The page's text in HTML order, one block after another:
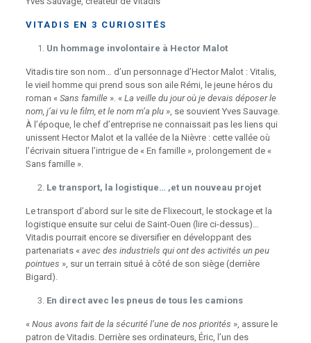
VITADIS EN 3 CURIOSITÉS
Un hommage involontaire à Hector Malot
Vitadis tire son nom… d’un personnage d’Hector Malot : Vitalis,
le vieil homme qui prend sous son aile Rémi, le jeune héros du
roman «Sans famille ». «La veille du jour où je devais déposer le
nom, j’ai vu le film, et le nom m’a plu », se souvient Yves Sauvage.
À l’époque, le chef d’entreprise ne connaissait pas les liens qui
unissent Hector Malot et la vallée de la Nièvre : cette vallée où
l’écrivain situera l’intrigue de « En famille », prolongement de «
Sans famille ».
Le transport, la logistique… ,et un nouveau projet
Le transport d’abord sur le site de Flixecourt, le stockage et la
logistique ensuite sur celui de Saint-Ouen (lire ci-dessus)…
Vitadis pourrait encore se diversifier en développant des
partenariats «avec des industriels qui ont des activités un peu
pointues », sur un terrain situé à côté de son siège (derrière
Bigard).
En direct avec les pneus de tous les camions
«Nous avons fait de la sécurité l’une de nos priorités », assure le
patron de Vitadis. Derrière ses ordinateurs, Éric, l’un des